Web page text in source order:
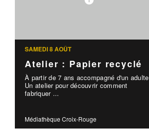
SAMEDI 8 AOÛT
Atelier : Papier recyclé
À partir de 7 ans accompagné d'un adulte
Un atelier pour découvrir comment
fabriquer ...
Médiathèque Croix-Rouge